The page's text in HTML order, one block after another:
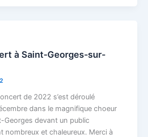
à Saint-Georges-sur-
de 2022 s’est déroulé
dans le magnifique choeur
Georges devant un public
nombreux et chaleureux. Merci à